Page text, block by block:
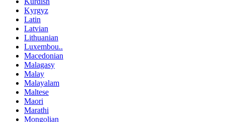
Kyrgyz
Latin
Latvian
Lithuanian
Luxembou..
Macedonian
Malagasy
Malay
Malayalam
Maltese
Maori
Marathi
Mongolian